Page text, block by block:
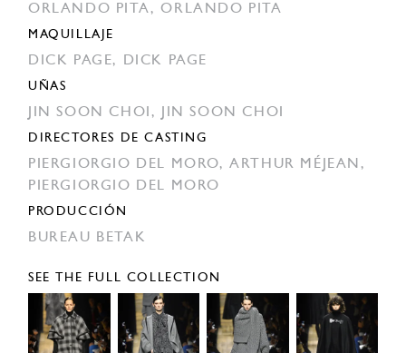
ORLANDO PITA,ORLANDO PITA
MAQUILLAJE
DICK PAGE, DICK PAGE
UÑAS
JIN SOON CHOI, JIN SOON CHOI
DIRECTORES DE CASTING
PIERGIORGIO DEL MORO,ARTHUR MÉJEAN,
PIERGIORGIO DEL MORO
PRODUCCIÓN
BUREAU BETAK
SEE THE FULL COLLECTION